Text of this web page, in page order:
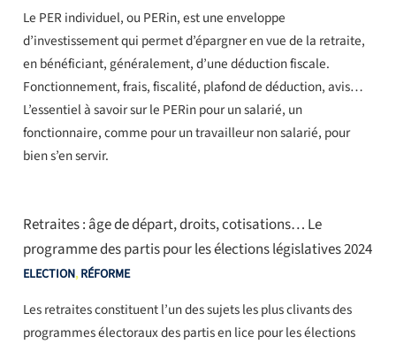
Le PER individuel, ou PERin, est une enveloppe
d’investissement qui permet d’épargner en vue de la retraite,
en bénéficiant, généralement, d’une déduction fiscale.
Fonctionnement, frais, fiscalité, plafond de déduction, avis…
L’essentiel à savoir sur le PERin pour un salarié, un
fonctionnaire, comme pour un travailleur non salarié, pour
bien s’en servir.
Retraites : âge de départ, droits, cotisations… Le
programme des partis pour les élections législatives 2024
ELECTION,RÉFORME
Les retraites constituent l’un des sujets les plus clivants des
programmes électoraux des partis en lice pour les élections